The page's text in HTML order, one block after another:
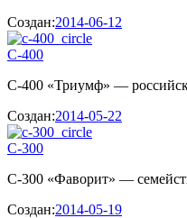
Создан:2014-06-12
С-400
С-400 «Триумф» —
Создан:2014-05-22
С-300
С-300 «Фаворит» —
Создан:2014-05-19